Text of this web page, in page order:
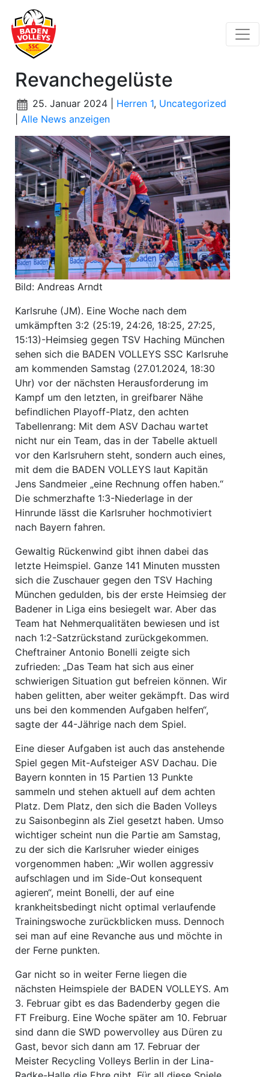
Revanchegelüste
25. Januar 2024 | Herren 1, Uncategorized
Alle News anzeigen
Bild: Andreas Arndt
Karlsruhe (JM). Eine Woche nach dem
umkämpften 3:2 (25:19, 24:26, 18:25, 27:25,
15:13)-Heimsieg gegen TSV Haching München
sehen sich die BADEN VOLLEYS SSC Karlsruhe
am kommenden Samstag (27.01.2024, 18:30
Uhr) vor der nächsten Herausforderung im
Kampf um den letzten, in greifbarer Nähe
befindlichen Playoff-Platz, den achten
Tabellenrang: Mit dem ASV Dachau wartet
nicht nur ein Team, das in der Tabelle aktuell
vor den Karlsruhern steht, sondern auch eines,
mit dem die BADEN VOLLEYS laut Kapitän
Jens Sandmeier „eine Rechnung offen haben.“
Die schmerzhafte 1:3-Niederlage in der
Hinrunde lässt die Karlsruher hochmotiviert
nach Bayern fahren.
Gewaltig Rückenwind gibt ihnen dabei das
letzte Heimspiel. Ganze 141 Minuten mussten
sich die Zuschauer gegen den TSV Haching
München gedulden, bis der erste Heimsieg der
Badener in Liga eins besiegelt war. Aber das
Team hat Nehmerqualitäten bewiesen und ist
nach 1:2-Satzrückstand zurückgekommen.
Cheftrainer Antonio Bonelli zeigte sich
zufrieden: „Das Team hat sich aus einer
schwierigen Situation gut befreien können. Wir
haben gelitten, aber weiter gekämpft. Das wird
uns bei den kommenden Aufgaben helfen“,
sagte der 44-Jährige nach dem Spiel.
Eine dieser Aufgaben ist auch das anstehende
Spiel gegen Mit-Aufsteiger ASV Dachau. Die
Bayern konnten in 15 Partien 13 Punkte
sammeln und stehen aktuell auf dem achten
Platz. Dem Platz, den sich die Baden Volleys
zu Saisonbeginn als Ziel gesetzt haben. Umso
wichtiger scheint nun die Partie am Samstag,
zu der sich die Karlsruher wieder einiges
vorgenommen haben: „Wir wollen aggressiv
aufschlagen und im Side-Out konsequent
agieren“, meint Bonelli, der auf eine
krankheitsbedingt nicht optimal verlaufende
Trainingswoche zurückblicken muss. Dennoch
sei man auf eine Revanche aus und möchte in
der Ferne punkten.
Gar nicht so in weiter Ferne liegen die
nächsten Heimspiele der BADEN VOLLEYS. Am
3. Februar gibt es das Badenderby gegen die
FT Freiburg. Eine Woche später am 10. Februar
sind dann die SWD powervolley aus Düren zu
Gast, bevor sich dann am 17. Februar der
Meister Recycling Volleys Berlin in der Lina-